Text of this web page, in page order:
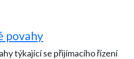
povahy
týkající se přijímacího řízení